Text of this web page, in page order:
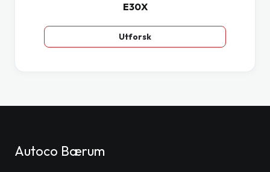
E30X
Utforsk
Autoco Bærum